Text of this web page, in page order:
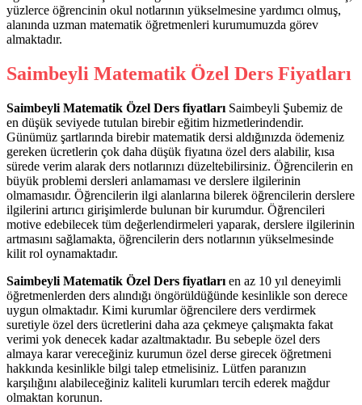
yüzlerce öğrencinin okul notlarının yükselmesine yardımcı olmuş,
alanında uzman matematik öğretmenleri kurumumuzda görev
almaktadır.
Saimbeyli Matematik Özel Ders Fiyatları
Saimbeyli Matematik Özel Ders fiyatları Saimbeyli Şubemiz de
en düşük seviyede tutulan birebir eğitim hizmetlerindendir.
Günümüz şartlarında birebir matematik dersi aldığınızda ödemeniz
gereken ücretlerin çok daha düşük fiyatına özel ders alabilir, kısa
sürede verim alarak ders notlarınızı düzeltebilirsiniz. Öğrencilerin en
büyük problemi dersleri anlamaması ve derslere ilgilerinin
olmamasıdır. Öğrencilerin ilgi alanlarına bilerek öğrencilerin derslere
ilgilerini artırıcı girişimlerde bulunan bir kurumdur. Öğrencileri
motive edebilecek tüm değerlendirmeleri yaparak, derslere ilgilerinin
artmasını sağlamakta, öğrencilerin ders notlarının yükselmesinde
kilit rol oynamaktadır.
Saimbeyli Matematik Özel Ders fiyatları en az 10 yıl deneyimli
öğretmenlerden ders alındığı öngörüldüğünde kesinlikle son derece
uygun olmaktadır. Kimi kurumlar öğrencilere ders verdirmek
suretiyle özel ders ücretlerini daha aza çekmeye çalışmakta fakat
verimi yok denecek kadar azaltmaktadır. Bu sebeple özel ders
almaya karar vereceğiniz kurumun özel derse girecek öğretmeni
hakkında kesinlikle bilgi talep etmelisiniz. Lütfen paranızın
karşılığını alabileceğiniz kaliteli kurumları tercih ederek mağdur
olmaktan korunun.